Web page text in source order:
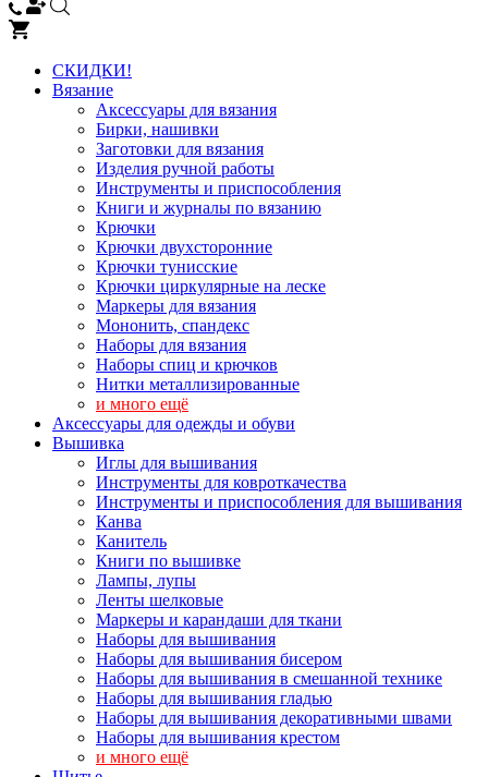
СКИДКИ!
Вязание
Аксессуары для вязания
Бирки, нашивки
Заготовки для вязания
Изделия ручной работы
Инструменты и приспособления
Книги и журналы по вязанию
Крючки
Крючки двухсторонние
Крючки тунисские
Крючки циркулярные на леске
Маркеры для вязания
Мононить, спандекс
Наборы для вязания
Наборы спиц и крючков
Нитки металлизированные
и много ещё
Аксессуары для одежды и обуви
Вышивка
Иглы для вышивания
Инструменты для ковроткачества
Инструменты и приспособления для вышивания
Канва
Канитель
Книги по вышивке
Лампы, лупы
Ленты шелковые
Маркеры и карандаши для ткани
Наборы для вышивания
Наборы для вышивания бисером
Наборы для вышивания в смешанной технике
Наборы для вышивания гладью
Наборы для вышивания декоративными швами
Наборы для вышивания крестом
и много ещё